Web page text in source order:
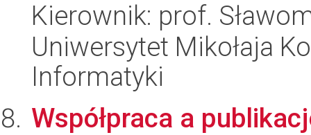
Kierownik: prof.
Uniwersytet Mikołaja
Informatyki
Współpraca a